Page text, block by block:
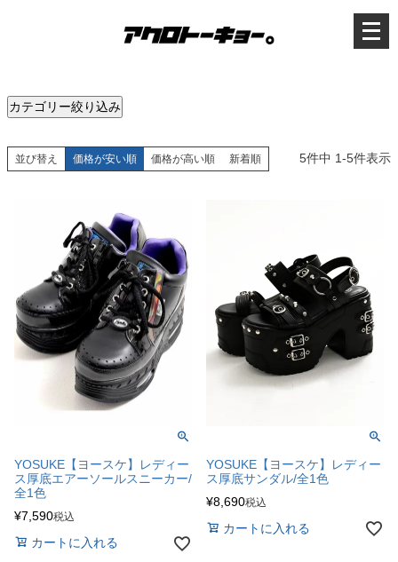
カテゴリー絞り込み
並び替え 価格が安い順 価格が高い順 新着順 5件中 1-5件表示
YOSUKE【ヨースケ】レディー
ス厚底エアーソールスニーカー/
全1色
¥7,590税込
カートに入れる
YOSUKE【ヨースケ】レディー
ス厚底サンダル/全1色
¥8,690税込
カートに入れる